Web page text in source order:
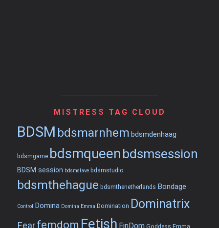
MISTRESS TAG CLOUD
BDSM bdsmarnhem bdsmdenhaag
bdsmgame bdsmqueen bdsmsession
BDSM session bdsmslave bdsmstudio
bdsmthehague bdsmthenetherlands Bondage
Control Domina Domina Emma Domination Dominatrix
Fearfemdom Fetish FinDom Goddess Emma